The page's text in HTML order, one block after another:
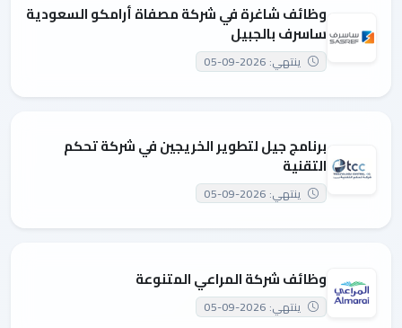
وظائف شاغرة في شركة مصفاة أرامكو السعودية
ساسرف بالجبيل
ينتهي: 2026-09-05
برنامج جيل لتطوير الخريجين في شركة تحكم
التقنية
ينتهي: 2026-09-05
وظائف شركة المراعي المتنوعة
ينتهي: 2026-09-05